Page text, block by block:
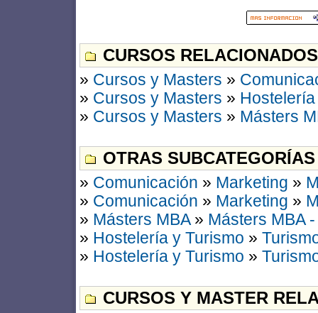
CURSOS
» Cursos y Masters »
» Cursos y Masters »
» Cursos y Masters » Másters
OTRAS
» Comunicación » Marketing »
» Comunicación » Marketing »
» Másters MBA» Másters MBA
» Hostelería y Turismo »
» Hostelería y Turismo »
CURSOS Y MASTER